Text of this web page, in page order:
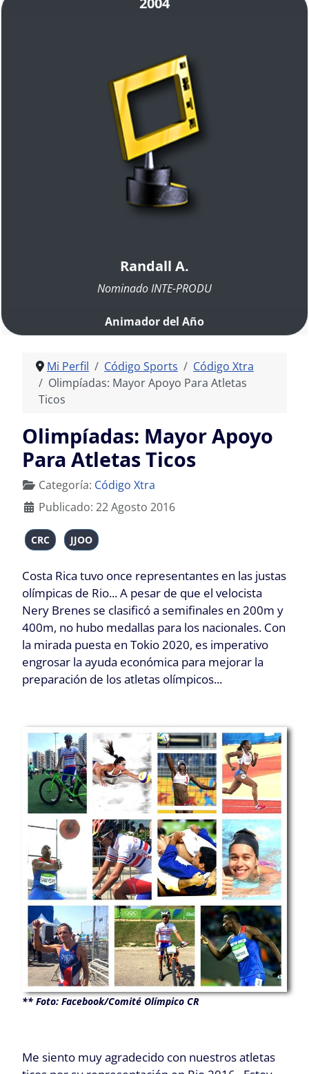
Randall A.
Nominado INTE-PRODU
Animador del Año
Mi Perfil Código Sports
Código Xtra
Olimpíadas: Mayor Apoyo Para Atletas
Ticos
Olimpíadas: Mayor Apoyo
Para Atletas Ticos
Detalles
Categoría: Código Xtra
Publicado: 22 Agosto 2016
CRC JJOO
Costa Rica tuvo once representantes en las justas
olímpicas de Rio... A pesar de que el velocista
Nery Brenes se clasificó a semifinales en 200m y
400m, no hubo medallas para los nacionales. Con
la mirada puesta en Tokio 2020, es imperativo
engrosar la ayuda económica para mejorar la
preparación de los atletas olímpicos...
** Foto: Facebook/Comité Olímpico CR
Me siento muy agradecido con nuestros atletas